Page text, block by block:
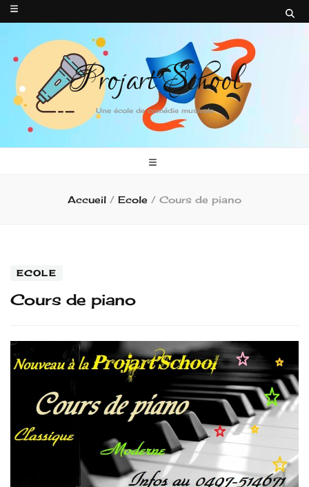
Projart'School
Une école de comédie musicale
Accueil / Ecole / Cours de piano
ECOLE
Cours de piano